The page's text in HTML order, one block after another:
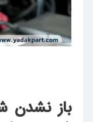
باز